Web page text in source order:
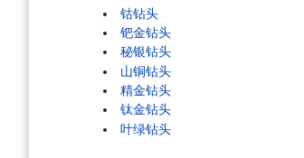
钴钻头
钯金钻头
秘银钻头
山铜钻头
精金钻头
钛金钻头
叶绿钻头